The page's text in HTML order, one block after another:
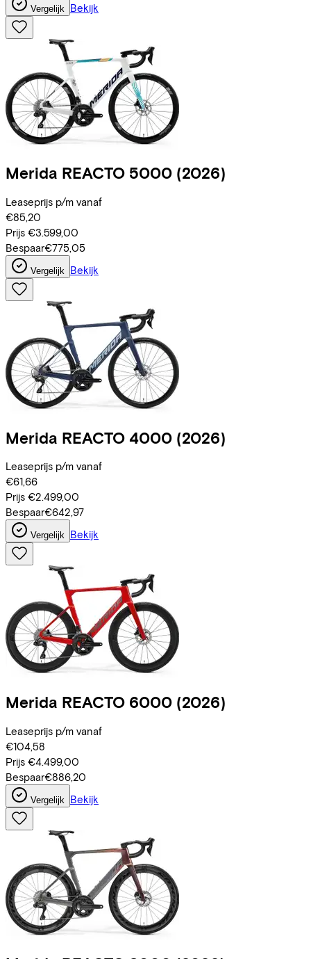
Vergelijk Bekijk
Merida REACTO 5000 (2026)
Leaseprijs p/m vanaf
€85,20
Prijs €3.599,00
Bespaar€775,05
Vergelijk Bekijk
Merida REACTO 4000 (2026)
Leaseprijs p/m vanaf
€61,66
Prijs €2.499,00
Bespaar€642,97
Vergelijk Bekijk
Merida REACTO 6000 (2026)
Leaseprijs p/m vanaf
€104,58
Prijs €4.499,00
Bespaar€886,20
Vergelijk Bekijk